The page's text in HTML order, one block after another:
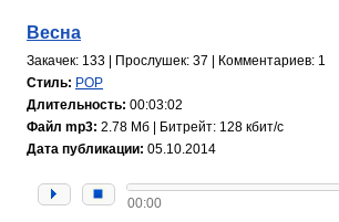
Весна
Закачек: 133 | Прослушек: 37 | Комментариев: 1
Стиль: POP
Длительность: 00:03:02
Файл mp3: 2.78 Мб | Битрейт: 128 кбит/с
Дата публикации: 05.10.2014
00:00